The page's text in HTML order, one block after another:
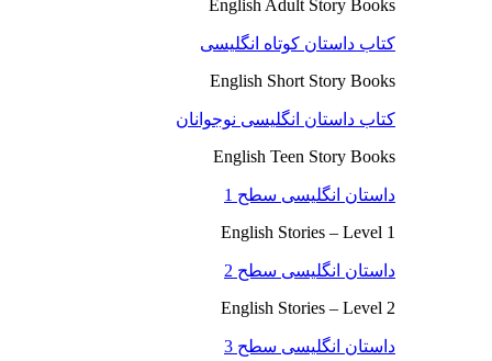
English Adult Story Books
کتاب داستان کوتاه انگلیسی
English Short Story Books
کتاب داستان انگلیسی نوجوانان
English Teen Story Books
داستان انگلیسی سطح 1
English Stories – Level 1
داستان انگلیسی سطح 2
English Stories – Level 2
داستان انگلیسی سطح 3